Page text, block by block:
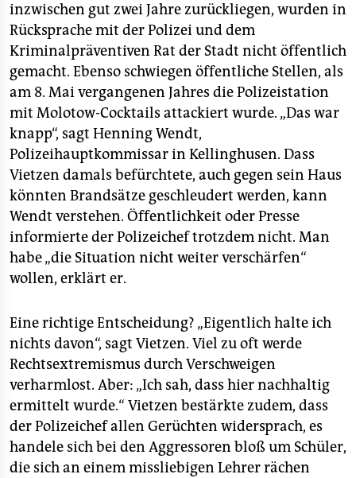
epaper login
inzwischen gut zwei Jahre zurückliegen, wurden in
Rücksprache mit der Polizei und dem
Kriminalpräventiven Rat der Stadt nicht öffentlich
gemacht. Ebenso schwiegen öffentliche Stellen, als
am 8. Mai vergangenen Jahres die Polizeistation
mit Molotow-Cocktails attackiert wurde. „Das war
knapp“, sagt Henning Wendt,
Polizeihauptkommissar in Kellinghusen. Dass
Vietzen damals befürchtete, auch gegen sein Haus
könnten Brandsätze geschleudert werden, kann
Wendt verstehen. Öffentlichkeit oder Presse
informierte der Polizeichef trotzdem nicht. Man
habe „die Situation nicht weiter verschärfen“
wollen, erklärt er.
Eine richtige Entscheidung? „Eigentlich halte ich
nichts davon“, sagt Vietzen. Viel zu oft werde
Rechtsextremismus durch Verschweigen
verharmlost. Aber: „Ich sah, dass hier nachhaltig
ermittelt wurde.“ Vietzen bestärkte zudem, dass
der Polizeichef allen Gerüchten widersprach, es
handele sich bei den Aggressoren bloß um Schüler,
die sich an einem missliebigen Lehrer rächen